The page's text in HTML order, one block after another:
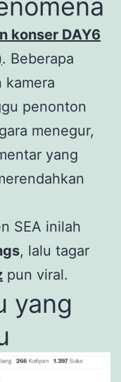
konser DAY6
. Beberapa
kamera
penonton
menegur,
yang
SEA inilah
, lalu tagar
pun viral.
yang